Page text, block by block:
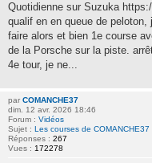
Quotidienne sur Suzuka
qualif en en queue de
faire alors et bien 1e course
de la Porsche sur la piste.
4e tour, je ne...
par COMANCHE37
dim. 12 avr. 2026 18:46
Forum : Vidéos
Sujet : Les courses de COMANCHE37
Réponses : 267
Vues : 172278